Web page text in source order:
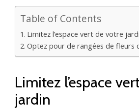
Table of Contents
Limitez l’espace vert de votre
Optez pour de rangées de fleurs
Limitez l’espace
jardin